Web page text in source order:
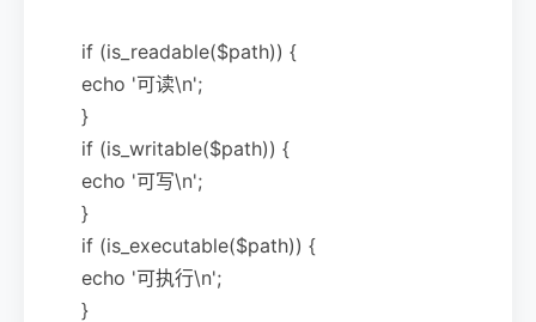
if (is_readable($path)) {
echo '可读\n';
}
if (is_writable($path)) {
echo '可写\n';
}
if (is_executable($path)) {
echo '可执行\n';
}